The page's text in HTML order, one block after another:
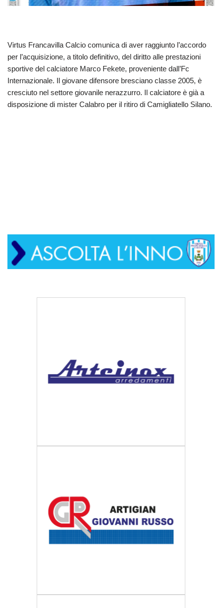
Virtus Francavilla Calcio comunica di aver raggiunto l’accordo
per l’acquisizione, a titolo definitivo, del diritto alle prestazioni
sportive del calciatore Marco Fekete, proveniente dall’Fc
Internazionale. Il giovane difensore bresciano classe 2005, è
cresciuto nel settore giovanile nerazzurro. Il calciatore è già a
disposizione di mister Calabro per il ritiro di Camigliatello Silano.